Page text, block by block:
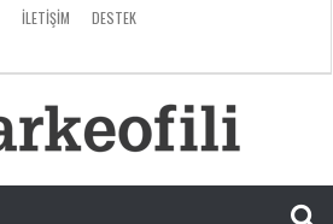
İLETIŞIM
DESTEK